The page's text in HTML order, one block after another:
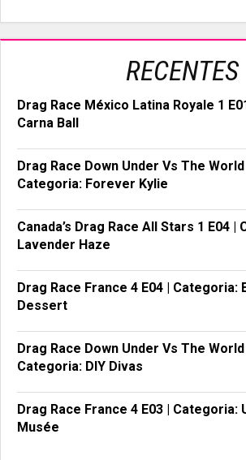
RECENTES
Drag Race México Latina Royale 1
Carna Ball
Drag Race Down Under Vs The World
Categoria: Forever Kylie
Canada’s Drag Race All Stars 1 E04 |
Lavender Haze
Drag Race France 4 E04 | Categoria:
Dessert
Drag Race Down Under Vs The World
Categoria: DIY Divas
Drag Race France 4 E03 | Categoria:
Musée